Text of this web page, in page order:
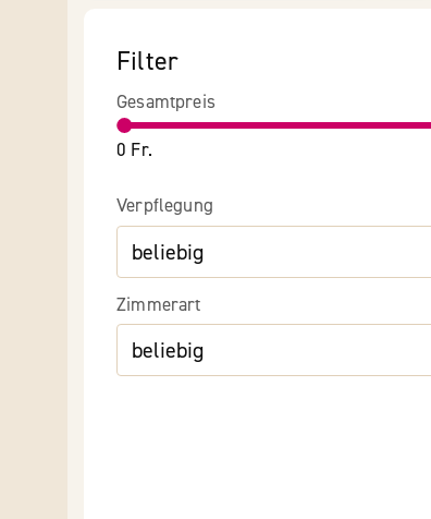
Filter
Gesamtpreis
0 Fr.
Verpflegung
Zimmerart